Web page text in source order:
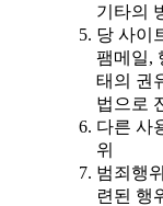
기타의
당 사이
팸메일,
태의 권
법으로
다른 사
위
범죄행
련된 행